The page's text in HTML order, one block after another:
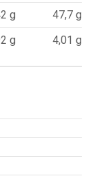
g
47,7 g
g 4,01 g